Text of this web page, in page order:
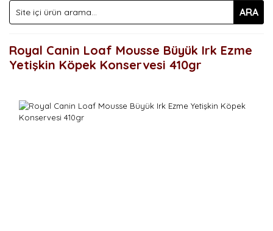
ARA
Royal Canin Loaf Mousse Büyük Irk Ezme
Yetişkin Köpek Konservesi 410gr